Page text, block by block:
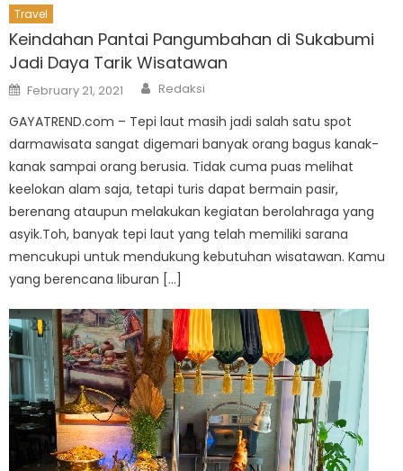
Travel
Keindahan Pantai Pangumbahan di Sukabumi
Jadi Daya Tarik Wisatawan
Posted
on
February 21, 2021 Author
Redaksi
GAYATREND.com – Tepi laut masih jadi salah satu spot
darmawisata sangat digemari banyak orang bagus kanak-
kanak sampai orang berusia. Tidak cuma puas melihat
keelokan alam saja, tetapi turis dapat bermain pasir,
berenang ataupun melakukan kegiatan berolahraga yang
asyik.Toh, banyak tepi laut yang telah memiliki sarana
mencukupi untuk mendukung kebutuhan wisatawan. Kamu
yang berencana liburan […]